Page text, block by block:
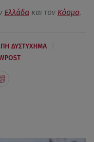
Ελλάδα και τον Κόσμο.
ΔΥΣΤΥΧΗΜΑ